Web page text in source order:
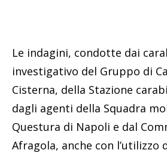
Le indagini, condotte dai
investigativo del Gruppo di
Cisterna, della Stazione
dagli agenti della Squadra
Questura di Napoli e dal
Afragola, anche con